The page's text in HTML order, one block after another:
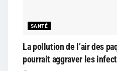
SANTÉ
La pollution de l’air des
pourrait aggraver les